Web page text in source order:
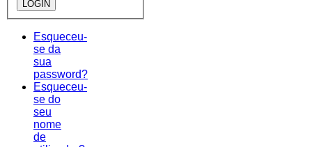
Esqueceu-
se da
sua
password?
Esqueceu-
se do
seu
nome
de